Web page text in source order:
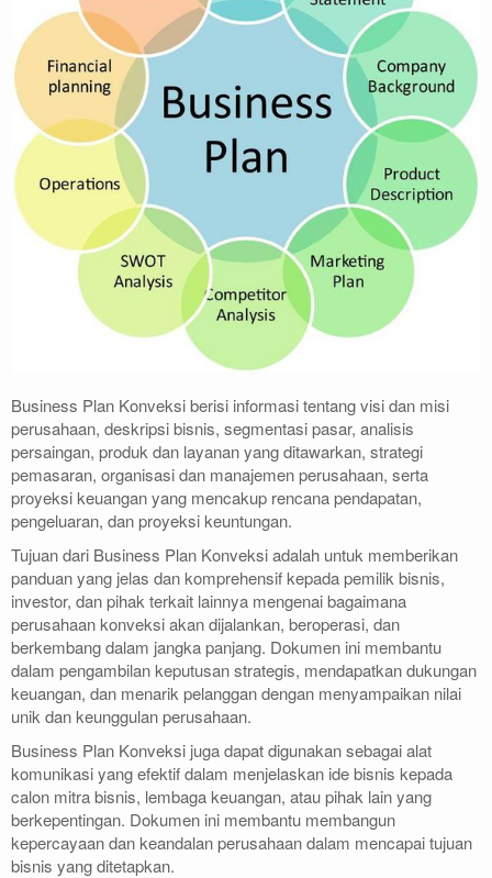
Business Plan Konveksi berisi informasi tentang visi dan misi
perusahaan, deskripsi bisnis, segmentasi pasar, analisis
persaingan, produk dan layanan yang ditawarkan, strategi
pemasaran, organisasi dan manajemen perusahaan, serta
proyeksi keuangan yang mencakup rencana pendapatan,
pengeluaran, dan proyeksi keuntungan.
Tujuan dari Business Plan Konveksi adalah untuk memberikan
panduan yang jelas dan komprehensif kepada pemilik bisnis,
investor, dan pihak terkait lainnya mengenai bagaimana
perusahaan konveksi akan dijalankan, beroperasi, dan
berkembang dalam jangka panjang. Dokumen ini membantu
dalam pengambilan keputusan strategis, mendapatkan dukungan
keuangan, dan menarik pelanggan dengan menyampaikan nilai
unik dan keunggulan perusahaan.
Business Plan Konveksi juga dapat digunakan sebagai alat
komunikasi yang efektif dalam menjelaskan ide bisnis kepada
calon mitra bisnis, lembaga keuangan, atau pihak lain yang
berkepentingan. Dokumen ini membantu membangun
kepercayaan dan keandalan perusahaan dalam mencapai tujuan
bisnis yang ditetapkan.